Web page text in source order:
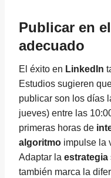
Publicar en
adecuado
El éxito en LinkedIn
Estudios sugieren
publicar son los días
jueves) entre las
primeras horas de
algoritmo impulse la
Adaptar la estrategia
también marca la